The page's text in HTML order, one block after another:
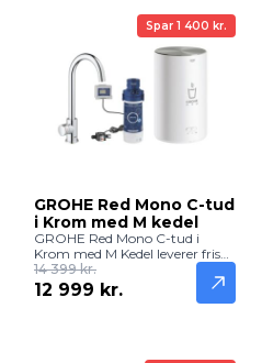
Spar 1 400 kr.
GROHE Red Mono C-tud
i Krom med M kedel
GROHE Red Mono C-tud i
Krom med M Kedel leverer frisk,
filtreret og kogende vand
direkte fra hanen. Praktisk og
elegant løsning til køkkenet.
14 399 kr.
12 999 kr.